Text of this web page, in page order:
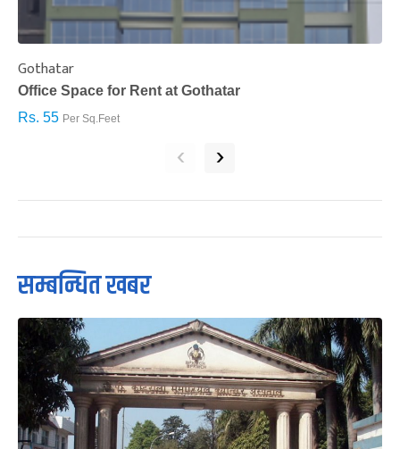
Gothatar
Office Space for Rent at Gothatar
Rs. 55 Per Sq.Feet
‹ ›
सम्बन्धित खबर